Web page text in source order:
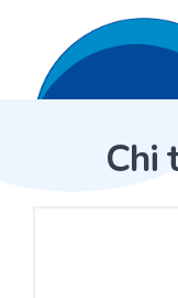
Trang ChủChi